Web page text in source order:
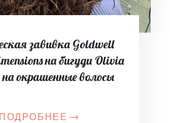
завивка Goldwell
на бигуди Olivia
окрашенные волосы
ПОДРОБНЕЕ